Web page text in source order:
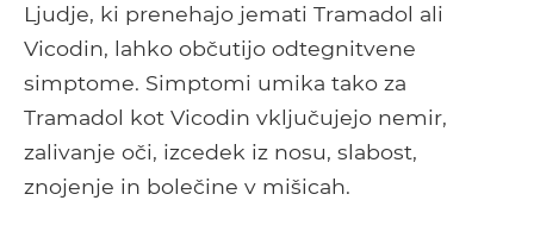
Ljudje, ki prenehajo jemati Tramadol ali
Vicodin, lahko občutijo odtegnitvene
simptome. Simptomi umika tako za
Tramadol kot Vicodin vključujejo nemir,
zalivanje oči, izcedek iz nosu, slabost,
znojenje in bolečine v mišicah.